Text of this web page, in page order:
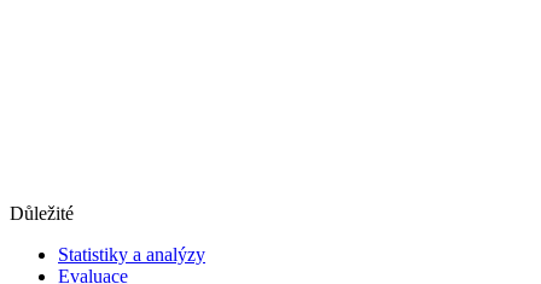
Důležité
Statistiky a analýzy
Evaluace